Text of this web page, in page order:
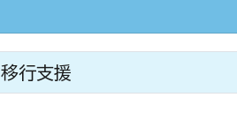
行支援